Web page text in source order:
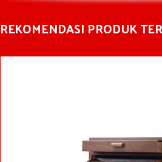
REKOMENDASI PRODUK